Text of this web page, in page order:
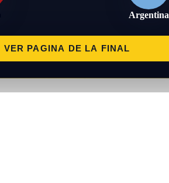
Argentina
VER PAGINA DE LA FINAL